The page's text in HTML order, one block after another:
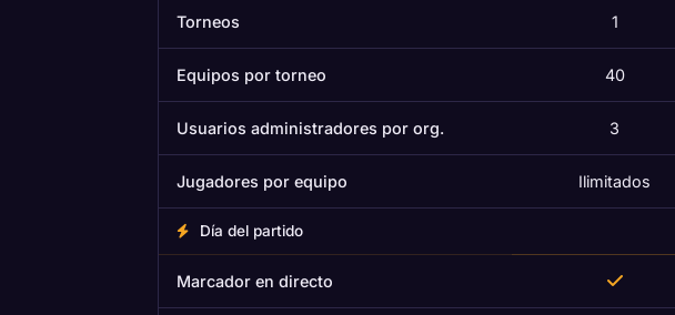
Torneos 1
Equipos por torneo 40
Usuarios administradores por org. 3
Jugadores por equipo Ilimitados
Día del partido
Marcador en directo